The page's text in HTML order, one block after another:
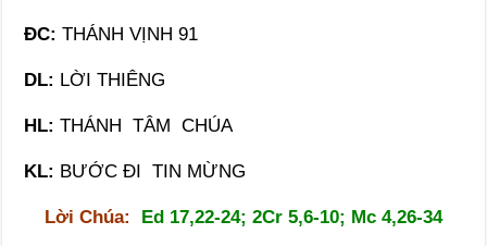
ĐC: THÁNH VỊNH 91
DL: LỜI THIÊNG
HL:THÁNH TÂM CHÚA
KL: BƯỚC ĐI TIN MỪNG
Lời Chúa: Ed 17,22-24; 2Cr 5,6-10; Mc 4,26-34